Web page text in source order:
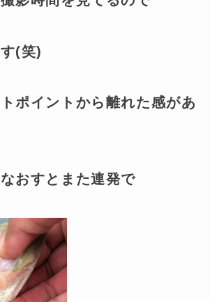
(笑)
ポイントから離れた感があ
おすとまた連発で